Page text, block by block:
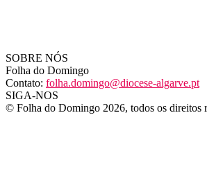
SOBRE NÓS
Folha do Domingo
Contato: folha.domingo@diocese-algarve.pt
SIGA-NOS
© Folha do Domingo 2026, todos os direitos